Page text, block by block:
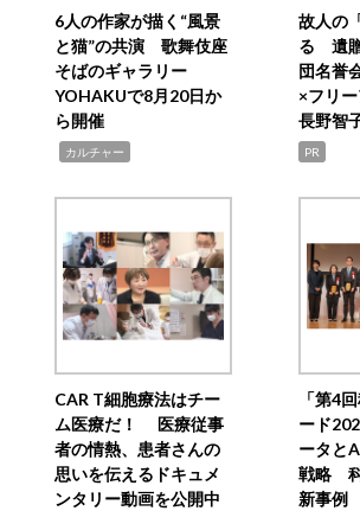
6人の作家が描く“風景
と猫”の共演 歌舞伎座
そばのギャラリー
YOHAKUで8月20日か
ら開催
カルチャー
故人の
る 遺
団名誉
×フリ
長野智
PR
CAR T細胞療法はチー
ム医療だ！ 医療従事
者の情熱、患者さんの
思いを伝えるドキュメ
ンタリー動画を公開中
「第4
ード
ータと
戦略
新事例